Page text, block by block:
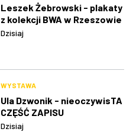
Leszek Żebrowski - plakaty
z kolekcji BWA w Rzeszowie
Dzisiaj
WYSTAWA
Ula Dzwonik - nieoczywisTA
CZĘŚĆ ZAPISU
Dzisiaj